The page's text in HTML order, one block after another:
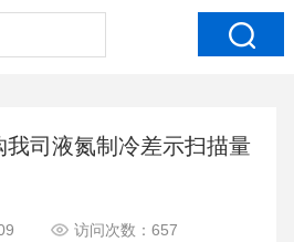
司液氮制冷差示扫描量
访问次数：657